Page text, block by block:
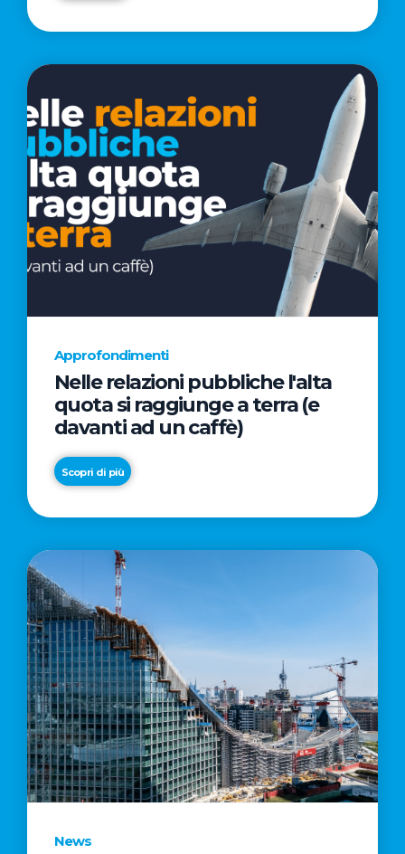
Approfondimenti
Nelle relazioni pubbliche l'alta
quota si raggiunge a terra (e
davanti ad un caffè)
Scopri di più
News